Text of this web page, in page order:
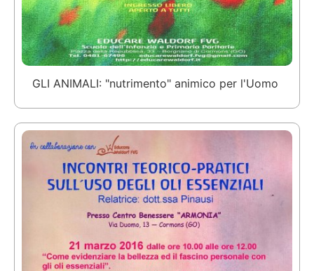
GLI ANIMALI: "nutrimento" animico per l'Uomo